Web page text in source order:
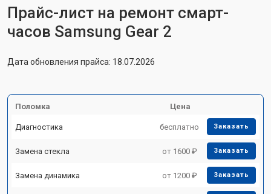
Прайс-лист на ремонт смарт-
часов Samsung Gear 2
Дата обновления прайса: 18.07.2026
Поломка Цена
Диагностика бесплатно Заказать
Замена стекла от 1600 ₽ Заказать
Замена динамика от 1200 ₽ Заказать